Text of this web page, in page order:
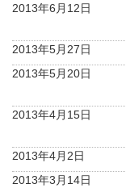
2013年6月12日
2013年5月27日
2013年5月20日
2013年4月15日
2013年4月2日
2013年3月14日